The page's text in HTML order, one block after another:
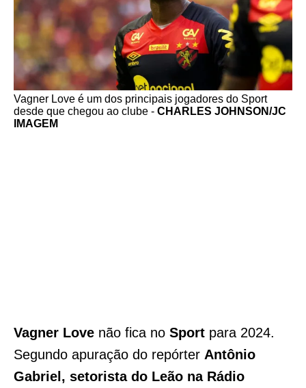
Vagner Love é um dos principais jogadores do Sport
desde que chegou ao clube - CHARLES JOHNSON/JC
IMAGEM
Vagner Love não fica no Sport para 2024.
Segundo apuração do repórter Antônio
Gabriel, setorista do Leão na Rádio